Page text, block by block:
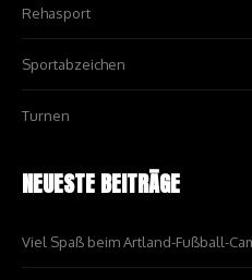
Rehasport
Sportabzeichen
Turnen
NEUESTE BEITRÄGE
Viel Spaß beim Artland-Fußball-